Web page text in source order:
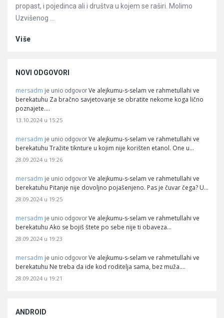
propast, i pojedinca ali i društva u kojem se raširi. Molimo
Uzvišenog ...
Više
NOVI ODGOVORI
mersadm je unio odgovor Ve alejkumu-s-selam ve rahmetullahi ve
berekatuhu Za bračno savjetovanje se obratite nekome koga lično
poznajete.…
13.10.2024 u 15:25
mersadm je unio odgovor Ve alejkumu-s-selam ve rahmetullahi ve
berekatuhu Tražite tiknture u kojim nije korišten etanol. One u…
28.09.2024 u 19:26
mersadm je unio odgovor Ve alejkumu-s-selam ve rahmetullahi ve
berekatuhu Pitanje nije dovoljno pojašenjeno. Pas je čuvar čega? U…
28.09.2024 u 19:25
mersadm je unio odgovor Ve alejkumu-s-selam ve rahmetullahi ve
berekatuhu Ako se bojiš štete po sebe nije ti obaveza…
28.09.2024 u 19:23
mersadm je unio odgovor Ve alejkumu-s-selam ve rahmetullahi ve
berekatuhu Ne treba da ide kod roditelja sama, bez muža.…
28.09.2024 u 19:21
ANDROID